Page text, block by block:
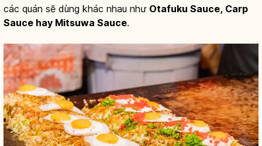
các quán sẽ dùng khác nhau như Otafuku Sauce, Carp
Sauce hay Mitsuwa Sauce.